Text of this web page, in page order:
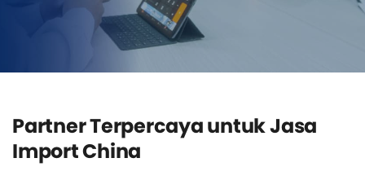
Partner Terpercaya untuk Jasa
Import China